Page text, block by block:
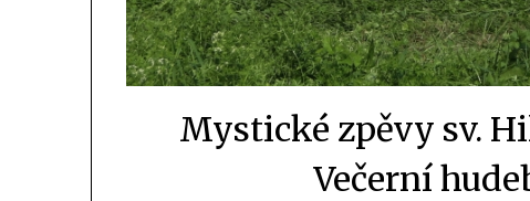
Mystické zpěvy sv.
Večerní